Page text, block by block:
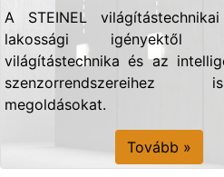
A STEINEL
lakossági
világítástechnika és az
megoldásokat.
Tovább »